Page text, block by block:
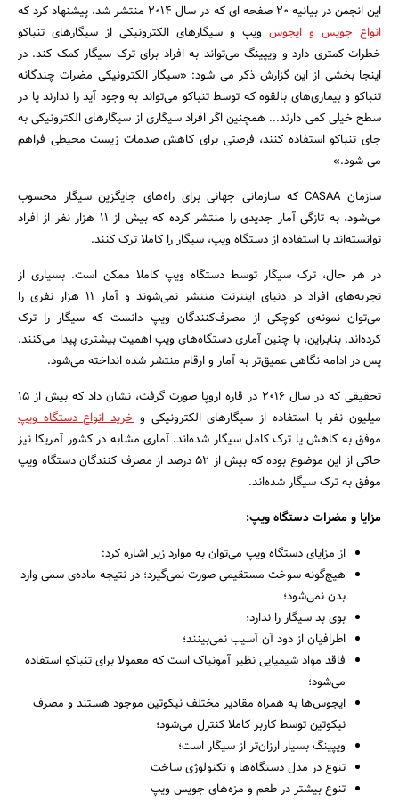
این انجمن در بیانیه 20 صفحه ای که در سال 2014 منتشر شد، پیشنهاد کرد که
انواع جویس و ایجوس ویپ و سیگارهای الکترونیکی از سیگارهای تنباکو
خطرات کمتری دارد و ویپینگ می‌تواند به افراد برای ترک سیگار کمک کند. در
اینجا بخشی از این گزارش ذکر می شود: «سیگار الکترونیکی مضرات چندگانه
تنباکو و بیماری‌های بالقوه که توسط تنباکو می‌تواند به وجود آید را ندارند یا در
سطح خیلی کمی دارند... همچنین اگر افراد سیگاری از سیگارهای الکترونیکی به
جای تنباکو استفاده کنند، فرصتی برای کاهش صدمات زیست محیطی فراهم
می شود.»
سازمان CASAA که سازمانی جهانی برای راه‌های جایگزین سیگار محسوب
می‌شود، به تازگی آمار جدیدی را منتشر کرده که بیش از 11 هزار نفر از افراد
توانسته‌اند با استفاده از دستگاه ویپ، سیگار را کاملا ترک کنند.
در هر حال، ترک سیگار توسط دستگاه‌ ویپ کاملا ممکن است. بسیاری از
تجربه‌های افراد در دنیای اینترنت منتشر نمی‌شوند و آمار 11 هزار نفری را
می‌توان نمونه‌ی کوچکی از مصرف‌کنندگان ویپ دانست که سیگار را ترک
کرده‌اند. بنابراین، با چنین آماری دستگاه‌های ویپ اهمیت بیشتری پیدا می‌کنند.
پس در ادامه نگاهی عمیق‌تر به آمار و ارقام منتشر شده انداخته می‌شود.
تحقیقی که در سال 2016 در قاره اروپا صورت گرفت، نشان داد که بیش از 15
میلیون نفر با استفاده از سیگارهای الکترونیکی وخرید انواع دستگاه ویپ
موفق به کاهش یا ترک کامل سیگار شده‌اند. آماری مشابه در کشور آمریکا نیز
حاکی از این موضوع بوده که بیش از 52 درصد از مصرف کنندگان دستگاه ویپ
موفق به ترک سیگار شده‌اند.
مزایا و مضرات دستگاه ویپ:
از مزایای دستگاه ویپ می‌توان به موارد زیر اشاره کرد:
هیچ‌گونه سوخت مستقیمی صورت نمی‌گیرد؛ در نتیجه ماده‌ی سمی وارد
بدن نمی‌شود؛
بوی بد سیگار را ندارد؛
اطرافیان از دود آن آسیب نمی‌بینند؛
فاقد مواد شیمیایی نظیر آمونیاک است که معمولا برای تنباکو استفاده
می‌شود؛
ایجوس‌ها به همراه مقادیر مختلف نیکوتین موجود هستند و مصرف
نیکوتین توسط کاربر کاملا کنترل می‌شود؛
ویپینگ بسیار ارزان‌تر از سیگار است؛
تنوع در مدل دستگاه‌ها و تکنولوژی ساخت
تنوع بیشتر در طعم و مزه‌های جویس ویپ